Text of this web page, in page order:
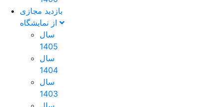
بازدید مجازی
سال
1405
سال
1404
سال
1403